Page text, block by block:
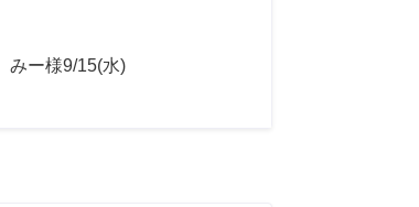
みー様9/15(水)